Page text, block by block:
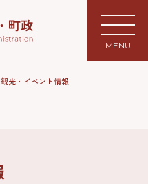
MENU
観光・イベント情報